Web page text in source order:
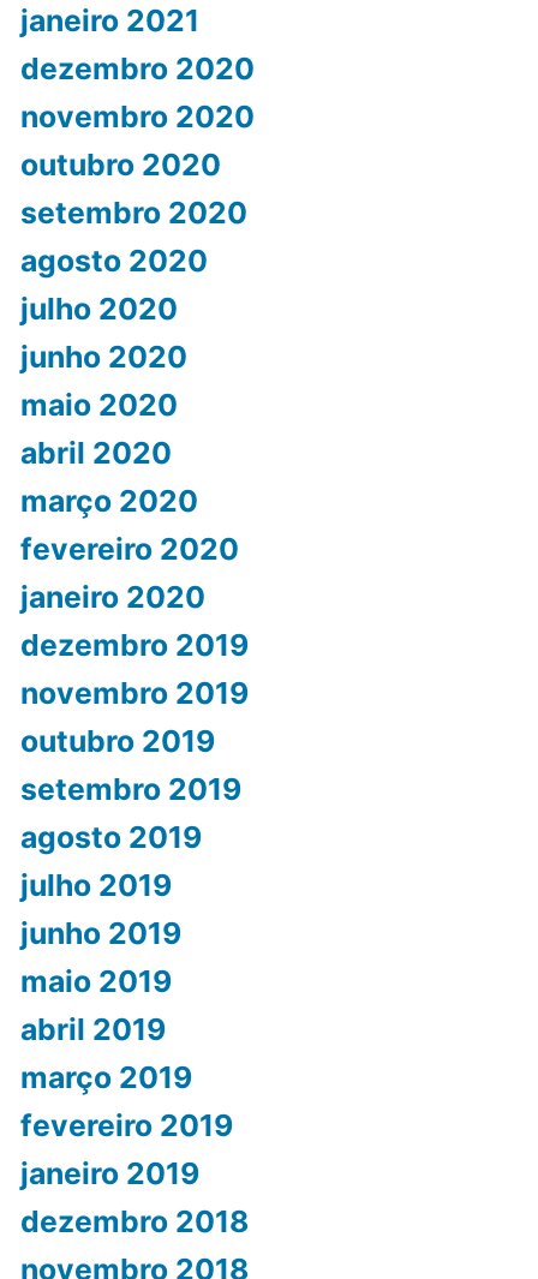
janeiro 2021
dezembro 2020
novembro 2020
outubro 2020
setembro 2020
agosto 2020
julho 2020
junho 2020
maio 2020
abril 2020
março 2020
fevereiro 2020
janeiro 2020
dezembro 2019
novembro 2019
outubro 2019
setembro 2019
agosto 2019
julho 2019
junho 2019
maio 2019
abril 2019
março 2019
fevereiro 2019
janeiro 2019
dezembro 2018
novembro 2018